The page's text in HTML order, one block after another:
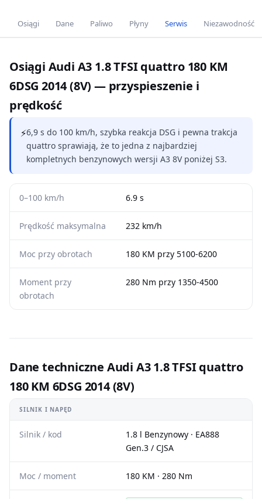
Osiągi Dane Paliwo Płyny Serwis Niezawodność
Osiągi Audi A3 1.8 TFSI quattro 180 KM
6DSG 2014 (8V) — przyspieszenie i
prędkość
⚡6,9 s do 100 km/h, szybka reakcja DSG i pewna trakcja
quattro sprawiają, że to jedna z najbardziej
kompletnych benzynowych wersji A3 8V poniżej S3.
0–100 km/h 6.9 s
Prędkość maksymalna 232 km/h
Moc przy obrotach 180 KM przy 5100-6200
Moment przy
obrotach
280 Nm przy 1350-4500
Dane techniczne Audi A3 1.8 TFSI quattro
180 KM 6DSG 2014 (8V)
SILNIK I NAPĘD
Silnik / kod
1.8 l Benzynowy · EA888
Gen.3 / CJSA
Moc / moment 180 KM · 280 Nm